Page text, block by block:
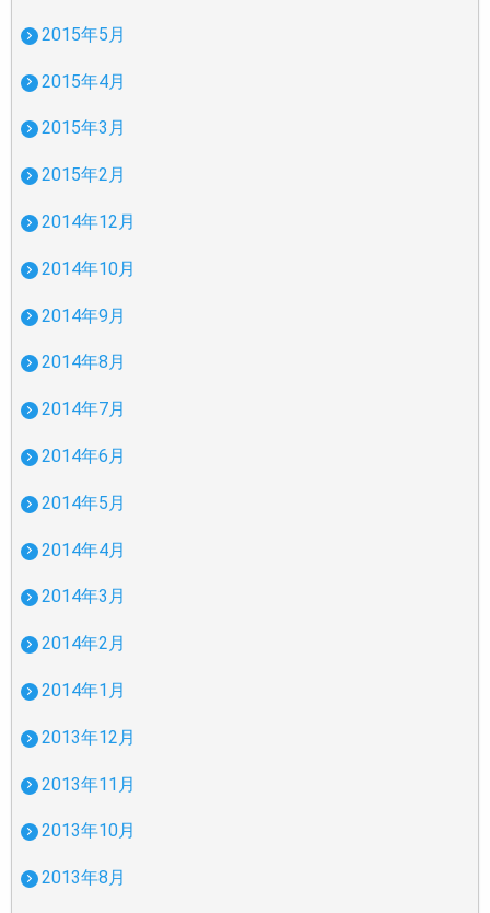
2015年5月
2015年4月
2015年3月
2015年2月
2014年12月
2014年10月
2014年9月
2014年8月
2014年7月
2014年6月
2014年5月
2014年4月
2014年3月
2014年2月
2014年1月
2013年12月
2013年11月
2013年10月
2013年8月